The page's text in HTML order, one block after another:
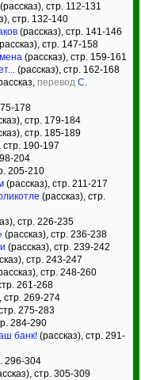
(рассказ), стр. 112-131
стр. 132-140
(рассказ), стр. 141-146
стр. 147-158
(рассказ), стр. 159-161
(рассказ), стр. 162-168
перевод С.
178
стр. 179-184
стр. 185-189
стр. 190-197
204
205-210
(рассказ), стр. 211-217
(рассказ), стр.
стр. 226-235
(рассказ), стр. 236-238
(рассказ), стр. 239-242
стр. 243-247
стр. 248-260
261-268
стр. 269-274
275-283
284-290
банк! (рассказ), стр. 291-
296-304
стр. 305-309